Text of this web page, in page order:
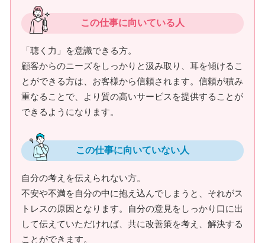
この仕事に向いている人
「聴く力」を意識できる方。
顧客からのニーズをしっかりと汲み取り、耳を傾けるこ
とができる方は、お客様から信頼されます。信頼が積み
重なることで、より質の高いサービスを提供することが
できるようになります。
この仕事に向いていない人
自分の考えを伝えられない方。
不安や不満を自分の中に抱え込んでしまうと、それがス
トレスの原因となります。自分の意見をしっかり口に出
して伝えていただければ、共に改善策を考え、解決する
ことができます。